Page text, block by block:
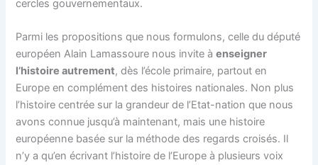
cercles gouvernementaux.
Parmi les propositions que nous formulons, celle du député
européen Alain Lamassoure nous invite àenseigner
l’histoire autrement, dès l’école primaire, partout en
Europe en complément des histoires nationales. Non plus
l’histoire centrée sur la grandeur de l’Etat-nation que nous
avons connue jusqu’à maintenant, mais une histoire
européenne basée sur la méthode des regards croisés. Il
n’y a qu’en écrivant l’histoire de l’Europe à plusieurs voix